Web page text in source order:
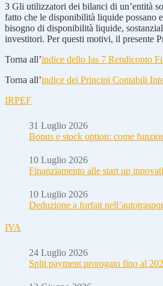
3 Gli utilizzatori dei bilanci di un’entità
fatto che le disponibilità liquide possano
bisogno di disponibilità liquide,
investitori. Per questi motivi, il presente
Torna all’indice dello Ias 7 Rendiconto
Torna all’indice dei Principi Contabili
IRPEF
31 Luglio 2026
Bonus e stock option: come
10 Luglio 2026
Finanziamento alle start up
10 Luglio 2026
Deduzione a forfait
IVA
24 Luglio 2026
Split payment prorogato fino al